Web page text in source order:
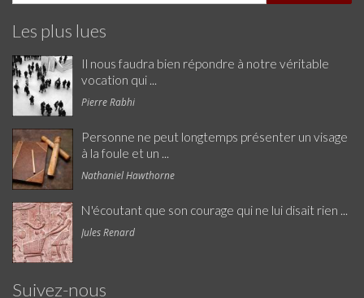
Les plus lues
Il nous faudra bien répondre à notre véritable
vocation qui ...
Pierre Rabhi
Personne ne peut longtemps présenter un visage
à la foule et un ...
Nathaniel Hawthorne
N'écoutant que son courage qui ne lui disait rien ...
Jules Renard
Suivez-nous